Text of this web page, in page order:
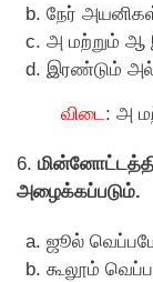
நேர்
அ மற்றும் ஆ
இரண்டும்
விடை : அ
6.
அழைக்கப்படும்.
ஜூல்
கூலூம்